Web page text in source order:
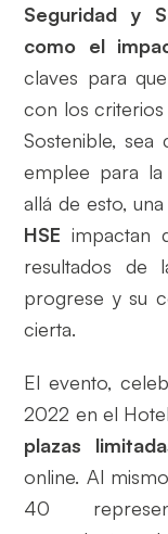
Seguridad y
como el
claves para
con los criterios
Sostenible,
emplee para la
allá de esto,
HSE impactan
resultados de
progrese y su
cierta.
El evento,
2022 en el
plazas
online. Al
40